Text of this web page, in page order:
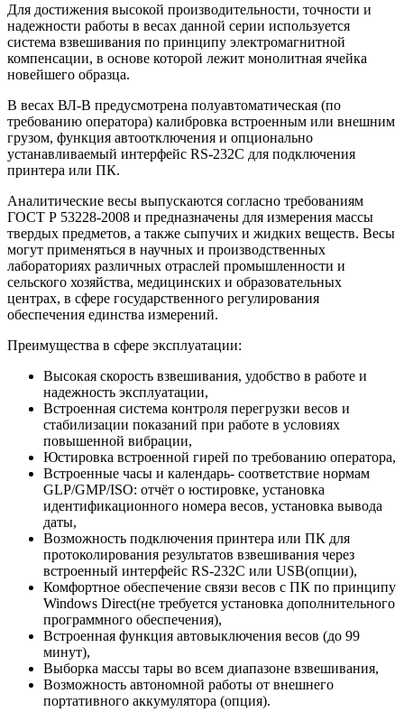
Для достижения высокой производительности, точности и
надежности работы в весах данной серии используется
система взвешивания по принципу электромагнитной
компенсации, в основе которой лежит монолитная ячейка
новейшего образца.
В весах ВЛ-В предусмотрена полуавтоматическая (по
требованию оператора) калибровка встроенным или внешним
грузом, функция автоотключения и опционально
устанавливаемый интерфейс RS-232C для подключения
принтера или ПК.
Аналитические весы выпускаются согласно требованиям
ГОСТ Р 53228-2008 и предназначены для измерения массы
твердых предметов, а также сыпучих и жидких веществ. Весы
могут применяться в научных и производственных
лабораториях различных отраслей промышленности и
сельского хозяйства, медицинских и образовательных
центрах, в сфере государственного регулирования
обеспечения единства измерений.
Преимущества в сфере эксплуатации:
Высокая скорость взвешивания, удобство в работе и
надежность эксплуатации,
Встроенная система контроля перегрузки весов и
стабилизации показаний при работе в условиях
повышенной вибрации,
Юстировка встроенной гирей по требованию оператора,
Встроенные часы и календарь- соответствие нормам
GLP/GMP/ISO: отчёт о юстировке, установка
идентификационного номера весов, установка вывода
даты,
Возможность подключения принтера или ПК для
протоколирования результатов взвешивания через
встроенный интерфейс RS-232C или USB(опции),
Комфортное обеспечение связи весов с ПК по принципу
Windows Direct(не требуется установка дополнительного
программного обеспечения),
Встроенная функция автовыключения весов (до 99
минут),
Выборка массы тары во всем диапазоне взвешивания,
Возможность автономной работы от внешнего
портативного аккумулятора (опция).